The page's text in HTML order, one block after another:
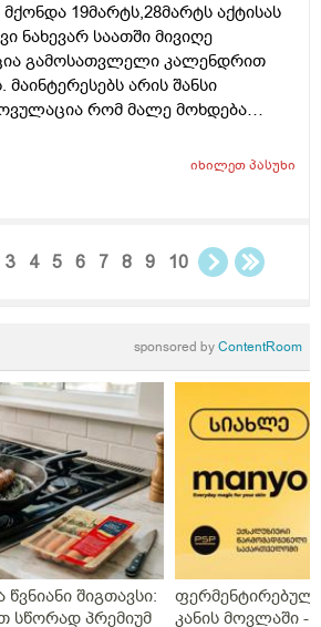
19მარტს,28მარტს აქტისას
ნახევარ საათში მივიღე
გამოსათვლელი კალენდრით
მაინტერესებს არის შანსი
რომ მალე მოხდება
ხშირდ ვერ ვთავაზობ და იქნებ
იხილეთპასუხი
3 4 5 6 7 8 9 10
sponsored byContentRoom
შიგთავსი:
სწორად პრემიუმ
კანის მოვლაში -